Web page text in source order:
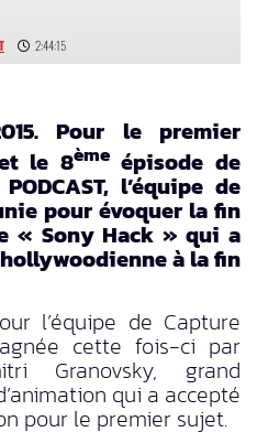
2:44:15
Pour le premier
le 8èmeépisode de
l’équipe de
pour évoquer la fin
« Sony Hack » qui a
à la fin
l’équipe de Capture
cette fois-ci par
Granovsky, grand
qui a accepté
pour le premier sujet.